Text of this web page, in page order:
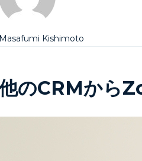
Masafumi Kishimoto
のCRMから